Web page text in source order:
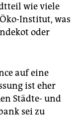
wie viele
Institut, was
oder
auf eine
ist eher
Städte- und
sei zu